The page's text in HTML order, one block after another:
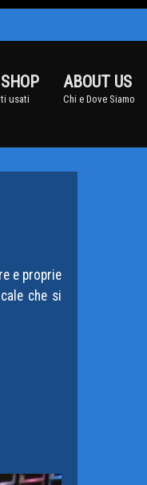
usati
ABOUT US
Chi e Dove Siamo
e proprie
che si